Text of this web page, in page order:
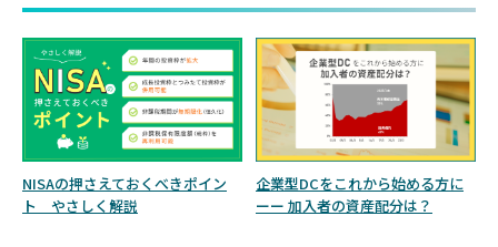
NISAの押さえておくべきポイン
ト やさしく解説
企業型DCをこれから始める方に
ーー 加入者の資産配分は？